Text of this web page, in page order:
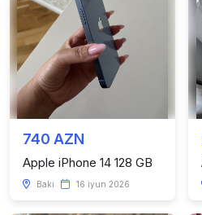
740 AZN
Apple iPhone 14 128 GB
Bakı 16 iyun 2026